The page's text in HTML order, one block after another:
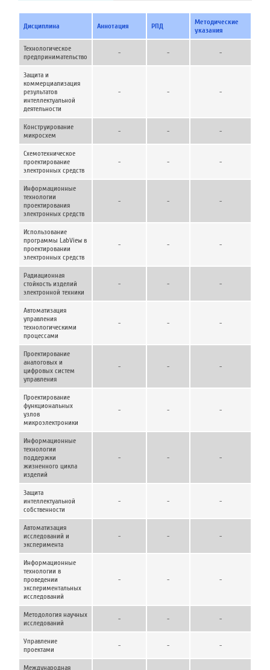
Дисциплина Аннотация РПД
Методические
указания
Технологическое
предпринимательство
- - -
Защита и
коммерциализация
результатов
интеллектуальной
деятельности
- - -
Конструирование
микросхем
- - -
Схемотехническое
проектирование
электронных средств
- - -
Информационные
технологии
проектирования
электронных средств
- - -
Использование
программы LabView в
проектировании
электронных средств
- - -
Радиационная
стойкость изделий
электронной техники
- - -
Автоматизация
управления
технологическими
процессами
- - -
Проектирование
аналоговых и
цифровых систем
управления
- - -
Проектирование
функциональных
узлов
микроэлектроники
- - -
Информационные
технологии
поддержки
жизненного цикла
изделий
- - -
Защита
интеллектуальной
собственности
- - -
Автоматизация
исследований и
эксперимента
- - -
Информационные
технологии в
проведении
экспериментальных
исследований
- - -
Методология научных
исследований
- - -
Управление
проектами
- - -
Международная